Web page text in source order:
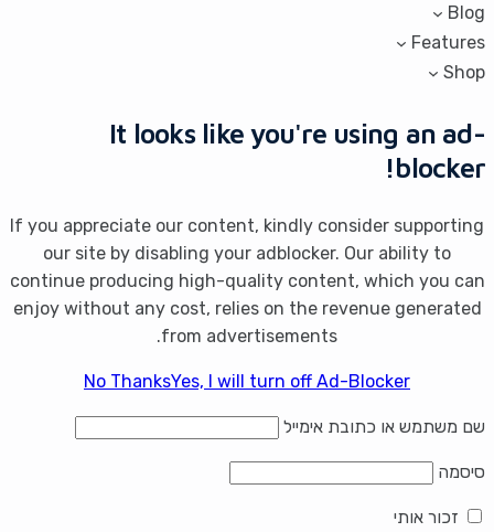
Blog
Features
Shop
It looks like you're using an ad-
blocker!
If you appreciate our content, kindly consider supporting
our site by disabling your adblocker. Our ability to
continue producing high-quality content, which you can
enjoy without any cost, relies on the revenue generated
from advertisements.
Yes, I will turn off Ad-Blocker
No Thanks
שם משתמש או כתובת אימייל
סיסמה
זכור אותי